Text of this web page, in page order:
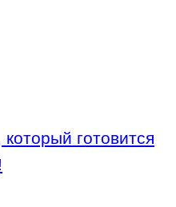
готовится